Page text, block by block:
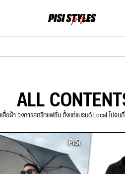
ALL
อผ้า วงการสตรีทแฟชั่น ตั้งแต่แบรนด์ Local ไปจ